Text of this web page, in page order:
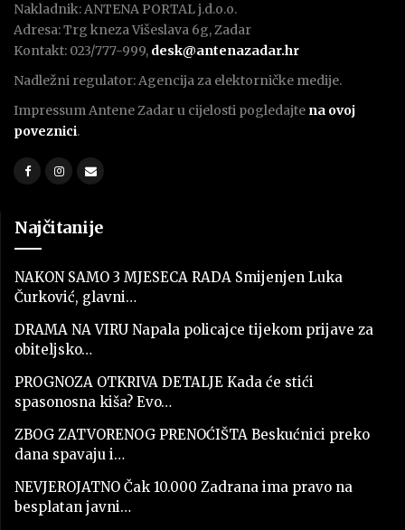
Nakladnik: ANTENA PORTAL j.d.o.o.
Adresa: Trg kneza Višeslava 6g, Zadar
Kontakt: 023/777-999, desk@antenazadar.hr
Nadležni regulator: Agencija za elektorničke medije.
Impressum Antene Zadar u cijelosti pogledajte na ovoj
poveznici.
Najčitanije
NAKON SAMO 3 MJESECA RADA Smijenjen Luka
Čurković, glavni…
DRAMA NA VIRU Napala policajce tijekom prijave za
obiteljsko…
PROGNOZA OTKRIVA DETALJE Kada će stići
spasonosna kiša? Evo…
ZBOG ZATVORENOG PRENOĆIŠTA Beskućnici preko
dana spavaju i…
NEVJEROJATNO Čak 10.000 Zadrana ima pravo na
besplatan javni…